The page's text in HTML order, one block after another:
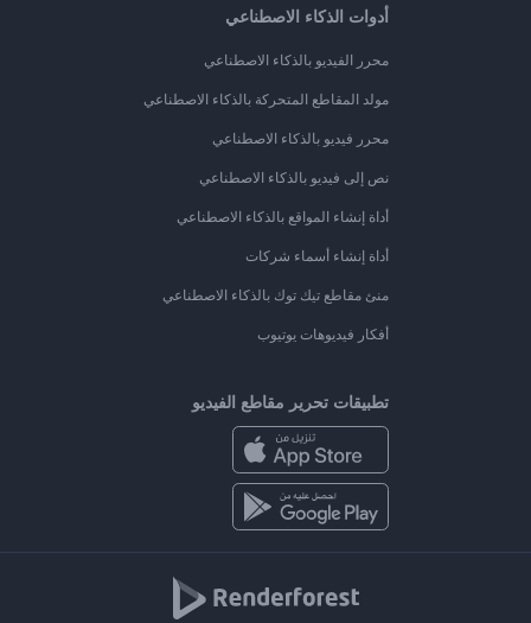
أدوات الذكاء الاصطناعي
محرر الفيديو بالذكاء الاصطناعي
مولد المقاطع المتحركة بالذكاء الاصطناعي
محرر فيديو بالذكاء الاصطناعي
نص إلى فيديو بالذكاء الاصطناعي
أداة إنشاء المواقع بالذكاء الاصطناعي
أداة إنشاء أسماء شركات
منئ مقاطع تيك توك بالذكاء الاصطناعي
أفكار فيديوهات يوتيوب
تطبيقات تحرير مقاطع الفيديو